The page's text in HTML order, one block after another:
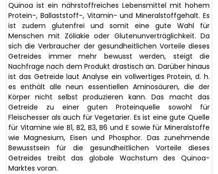
Quinoa ist ein nährstoffreiches Lebensmittel mit hohem
Protein-, Ballaststoff-, Vitamin- und Mineralstoffgehalt. Es
ist zudem glutenfrei und somit eine gute Wahl für
Menschen mit Zöliakie oder Glutenunverträglichkeit. Da
sich die Verbraucher der gesundheitlichen Vorteile dieses
Getreides immer mehr bewusst werden, steigt die
Nachfrage nach dem Produkt drastisch an. Darüber hinaus
ist das Getreide laut Analyse ein vollwertiges Protein, d. h.
es enthält alle neun essentiellen Aminosäuren, die der
Körper nicht selbst produzieren kann. Das macht das
Getreide zu einer guten Proteinquelle sowohl für
Fleischesser als auch für Vegetarier. Es ist eine gute Quelle
für Vitamine wie B1, B2, B3, B6 und E sowie für Mineralstoffe
wie Magnesium, Eisen und Phosphor. Das zunehmende
Bewusstsein für die gesundheitlichen Vorteile dieses
Getreides treibt das globale Wachstum des Quinoa-
Marktes voran.